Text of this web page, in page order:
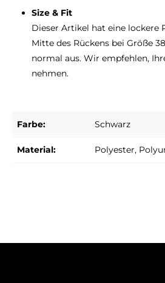
Size & Fit
Dieser Artikel hat eine lockere
Mitte des Rückens bei Größe
normal aus. Wir empfehlen,
nehmen.
Farbe: Schwarz
Material: Polyester,